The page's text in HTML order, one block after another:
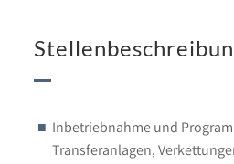
Inbetriebnahme und
Transferanlagen,